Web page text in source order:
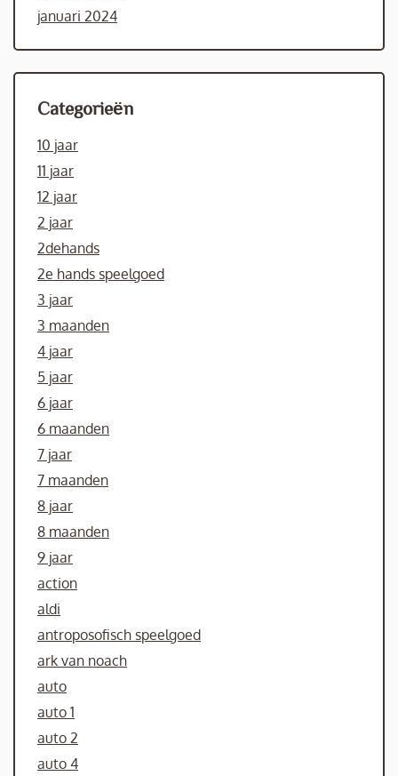
januari 2024
Categorieën
10 jaar
11 jaar
12 jaar
2 jaar
2dehands
2e hands speelgoed
3 jaar
3 maanden
4 jaar
5 jaar
6 jaar
6 maanden
7 jaar
7 maanden
8 jaar
8 maanden
9 jaar
action
aldi
antroposofisch speelgoed
ark van noach
auto
auto 1
auto 2
auto 4